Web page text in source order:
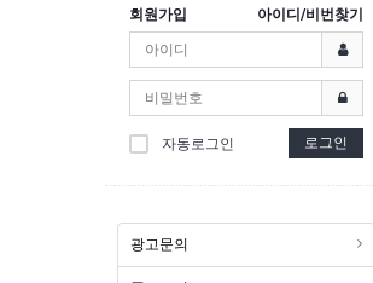
회원가입 아이디/비번찾기
자동로그인 로그인
광고문의